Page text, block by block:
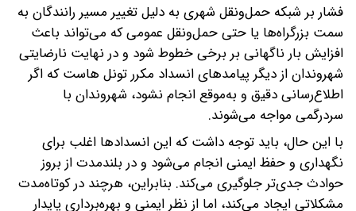
فشار بر شبکه حمل‌ونقل شهری به دلیل تغییر مسیر رانندگان به
سمت بزرگراه‌ها یا حتی حمل‌ونقل عمومی که می‌تواند باعث
افزایش بار ناگهانی بر برخی خطوط شود و در نهایت نارضایتی
شهروندان از دیگر پیامدهای انسداد مکرر تونل هاست که اگر
اطلاع‌رسانی دقیق و به‌موقع انجام نشود، شهروندان با
سردرگمی مواجه می‌شوند.
با این حال، باید توجه داشت که این انسدادها اغلب برای
نگهداری و حفظ ایمنی انجام می‌شود و در بلندمدت از بروز
حوادث جدی‌تر جلوگیری می‌کند. بنابراین، هرچند در کوتاه‌مدت
مشکلاتی ایجاد می‌کند، اما از نظر ایمنی و بهره‌برداری پایدار